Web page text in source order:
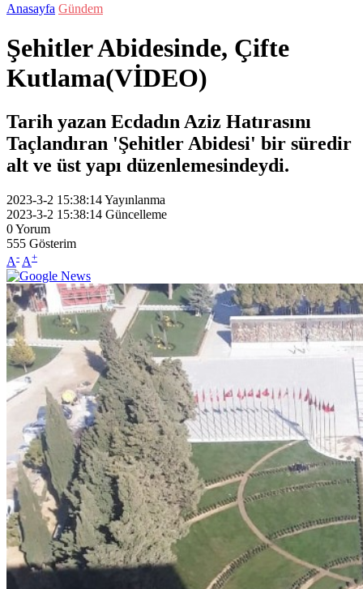
Anasayfa Gündem
Şehitler Abidesinde, Çifte
Kutlama(VİDEO)
Tarih yazan Ecdadın Aziz Hatırasını
Taçlandıran 'Şehitler Abidesi' bir süredir
alt ve üst yapı düzenlemesindeydi.
2023-3-2 15:38:14Yayınlanma
2023-3-2 15:38:14 Güncelleme
0Yorum
555 Gösterim
A- A+